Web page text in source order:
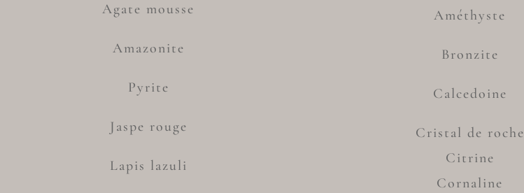
Agate mousse
Amazonite
Pyrite
Jaspe rouge
Lapis lazuli
Améthyste
Bronzite
Calcedoine
Cristal de roche
Citrine
Cornaline